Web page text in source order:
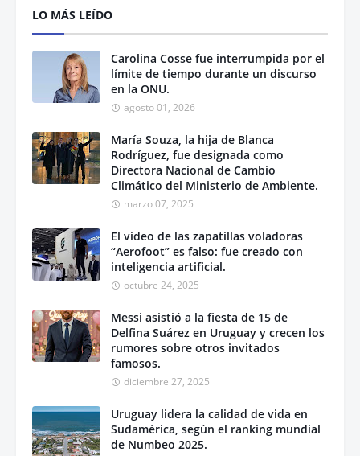
LO MÁS LEÍDO
Carolina Cosse fue interrumpida por el
límite de tiempo durante un discurso
en la ONU.
agosto 01, 2026
María Souza, la hija de Blanca
Rodríguez, fue designada como
Directora Nacional de Cambio
Climático del Ministerio de Ambiente.
marzo 07, 2025
El video de las zapatillas voladoras
“Aerofoot” es falso: fue creado con
inteligencia artificial.
octubre 24, 2025
Messi asistió a la fiesta de 15 de
Delfina Suárez en Uruguay y crecen los
rumores sobre otros invitados
famosos.
diciembre 27, 2025
Uruguay lidera la calidad de vida en
Sudamérica, según el ranking mundial
de Numbeo 2025.